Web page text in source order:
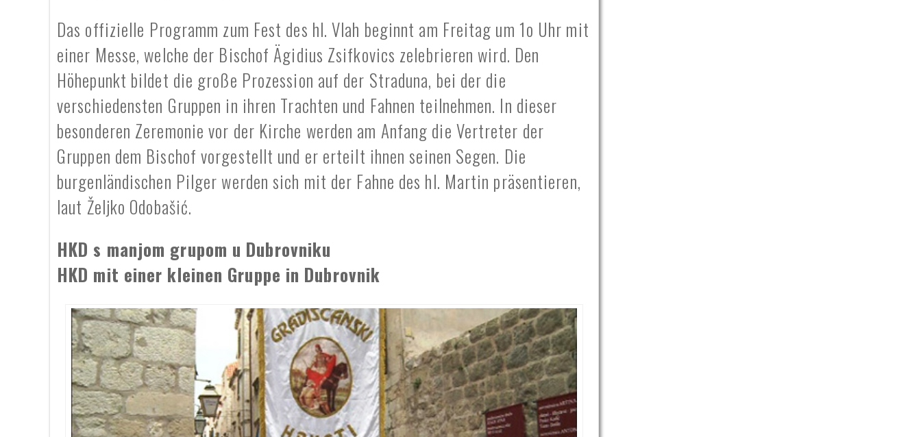
Das offizielle Programm zum Fest des hl. Vlah beginnt am Freitag um 1o Uhr mit
einer Messe, welche der Bischof Ägidius Zsifkovics zelebrieren wird. Den
Höhepunkt bildet die große Prozession auf der Straduna, bei der die
verschiedensten Gruppen in ihren Trachten und Fahnen teilnehmen. In dieser
besonderen Zeremonie vor der Kirche werden am Anfang die Vertreter der
Gruppen dem Bischof vorgestellt und er erteilt ihnen seinen Segen. Die
burgenländischen Pilger werden sich mit der Fahne des hl. Martin präsentieren,
laut Željko Odobašić.
HKD s manjom grupom u Dubrovniku
HKD mit einer kleinen Gruppe in Dubrovnik